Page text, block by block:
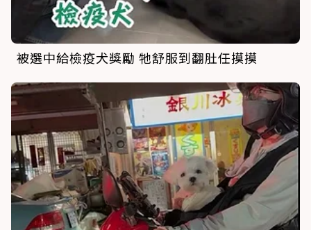
被選中給檢疫犬獎勵 牠舒服到翻肚任摸摸